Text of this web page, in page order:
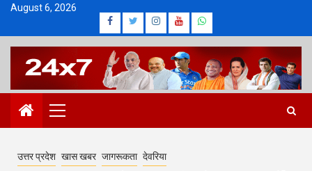
Skip
content
August 6, 2026
Facebook
Twitter
Instagram
Youtube
Whatsapp
Primary
Menu
उत्तर प्रदेश खास खबर जागरूकता देवरिया